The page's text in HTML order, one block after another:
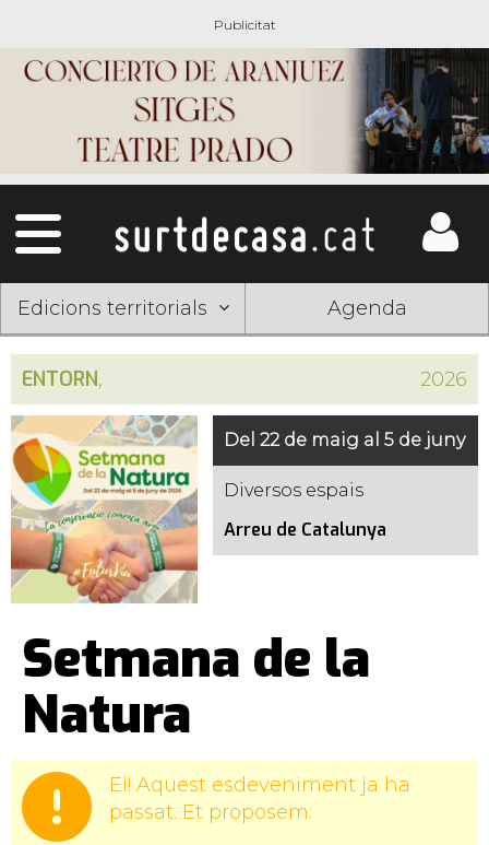
Edicions territorials Agenda
ENTORN, 2026
Del 22 de maig al 5 de juny
Diversos espais
Arreu de Catalunya
Setmana de la
Natura
Ei! Aquest esdeveniment ja ha
passat. Et proposem: